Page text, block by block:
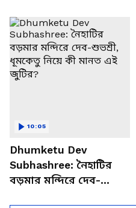
Dhumketu Dev
Subhashree: নৈহাটির
বড়মার মন্দিরে দেব-
10:05